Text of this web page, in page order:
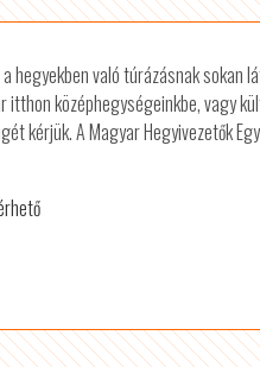
hegyekben való túrázásnak
itthon középhegységeinkbe, vagy
kérjük. A Magyar Hegyivezetők